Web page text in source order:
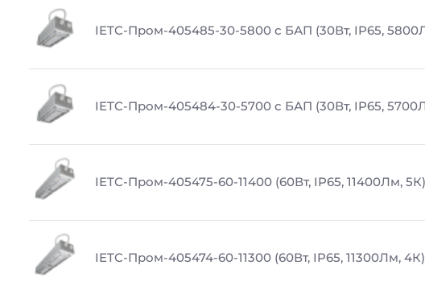
IETC-Пром-405485-30-5800 с БАП (30Вт, IP65,
IETC-Пром-405484-30-5700 с БАП (30Вт, IP65,
IETC-Пром-405475-60-11400 (60Вт, IP65, 11400Лм, 5К)
IETC-Пром-405474-60-11300 (60Вт, IP65, 11300Лм, 4К)